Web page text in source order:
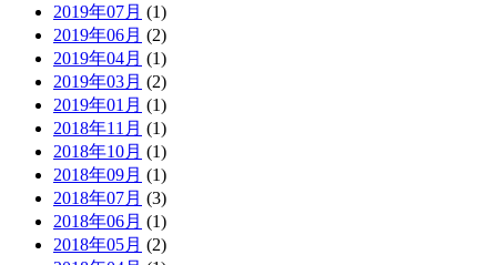
2019年07月 (1)
2019年06月 (2)
2019年04月 (1)
2019年03月 (2)
2019年01月 (1)
2018年11月 (1)
2018年10月 (1)
2018年09月 (1)
2018年07月 (3)
2018年06月 (1)
2018年05月 (2)